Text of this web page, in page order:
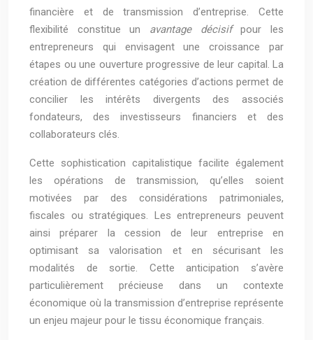
financière et de transmission d’entreprise. Cette
flexibilité constitue un avantage décisifpour les
entrepreneurs qui envisagent une croissance par
étapes ou une ouverture progressive de leur capital. La
création de différentes catégories d’actions permet de
concilier les intérêts divergents des associés
fondateurs, des investisseurs financiers et des
collaborateurs clés.
Cette sophistication capitalistique facilite également
les opérations de transmission, qu’elles soient
motivées par des considérations patrimoniales,
fiscales ou stratégiques. Les entrepreneurs peuvent
ainsi préparer la cession de leur entreprise en
optimisant sa valorisation et en sécurisant les
modalités de sortie. Cette anticipation s’avère
particulièrement précieuse dans un contexte
économique où la transmission d’entreprise représente
un enjeu majeur pour le tissu économique français.